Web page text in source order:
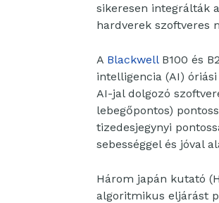
sikeresen integrálták
hardverek szoftveres
A BlackwellB100 és
intelligencia (AI)
AI-jal dolgozó
lebegőpontos)
tizedesjegynyi
sebességgel és jóval
Három japán kutató
algoritmikus eljárást